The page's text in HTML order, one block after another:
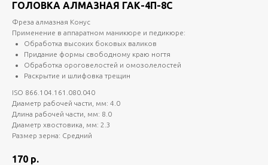
ГОЛОВКА АЛМАЗНАЯ ГАК-4П-8С
Фреза алмазная Конус
Применение в аппаратном маникюре и педикюре:
Обработка высоких боковых валиков
Придание формы свободному краю ногтя
Обработка ороговелостей и омозолелостей
Раскрытие и шлифовка трещин
ISO 866.104.161.080.040
Диаметр рабочей части, мм: 4.0
Длина рабочей части, мм: 8.0
Диаметр хвостовика, мм: 2.3
Размер зерна: Средний
170 р.